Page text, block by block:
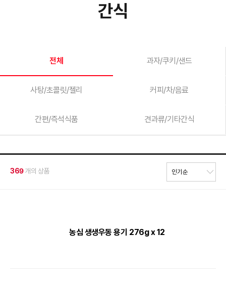
간식
전체 과자/쿠키/샌드
사탕/초콜릿/젤리 커피/차/음료
간편/즉석식품 견과류/기타간식
369개의 상품
농심 생생우동 용기 276g x 12